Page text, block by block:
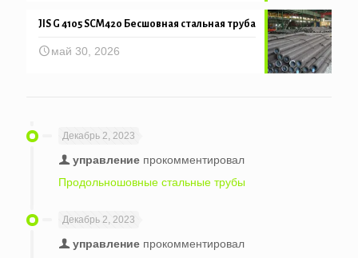
JIS G 4105 SCM420 Бесшовная стальная труба
май 30, 2026
Декабрь 2, 2023
управление прокомментировал
Продольношовные стальные трубы
Декабрь 2, 2023
управление прокомментировал